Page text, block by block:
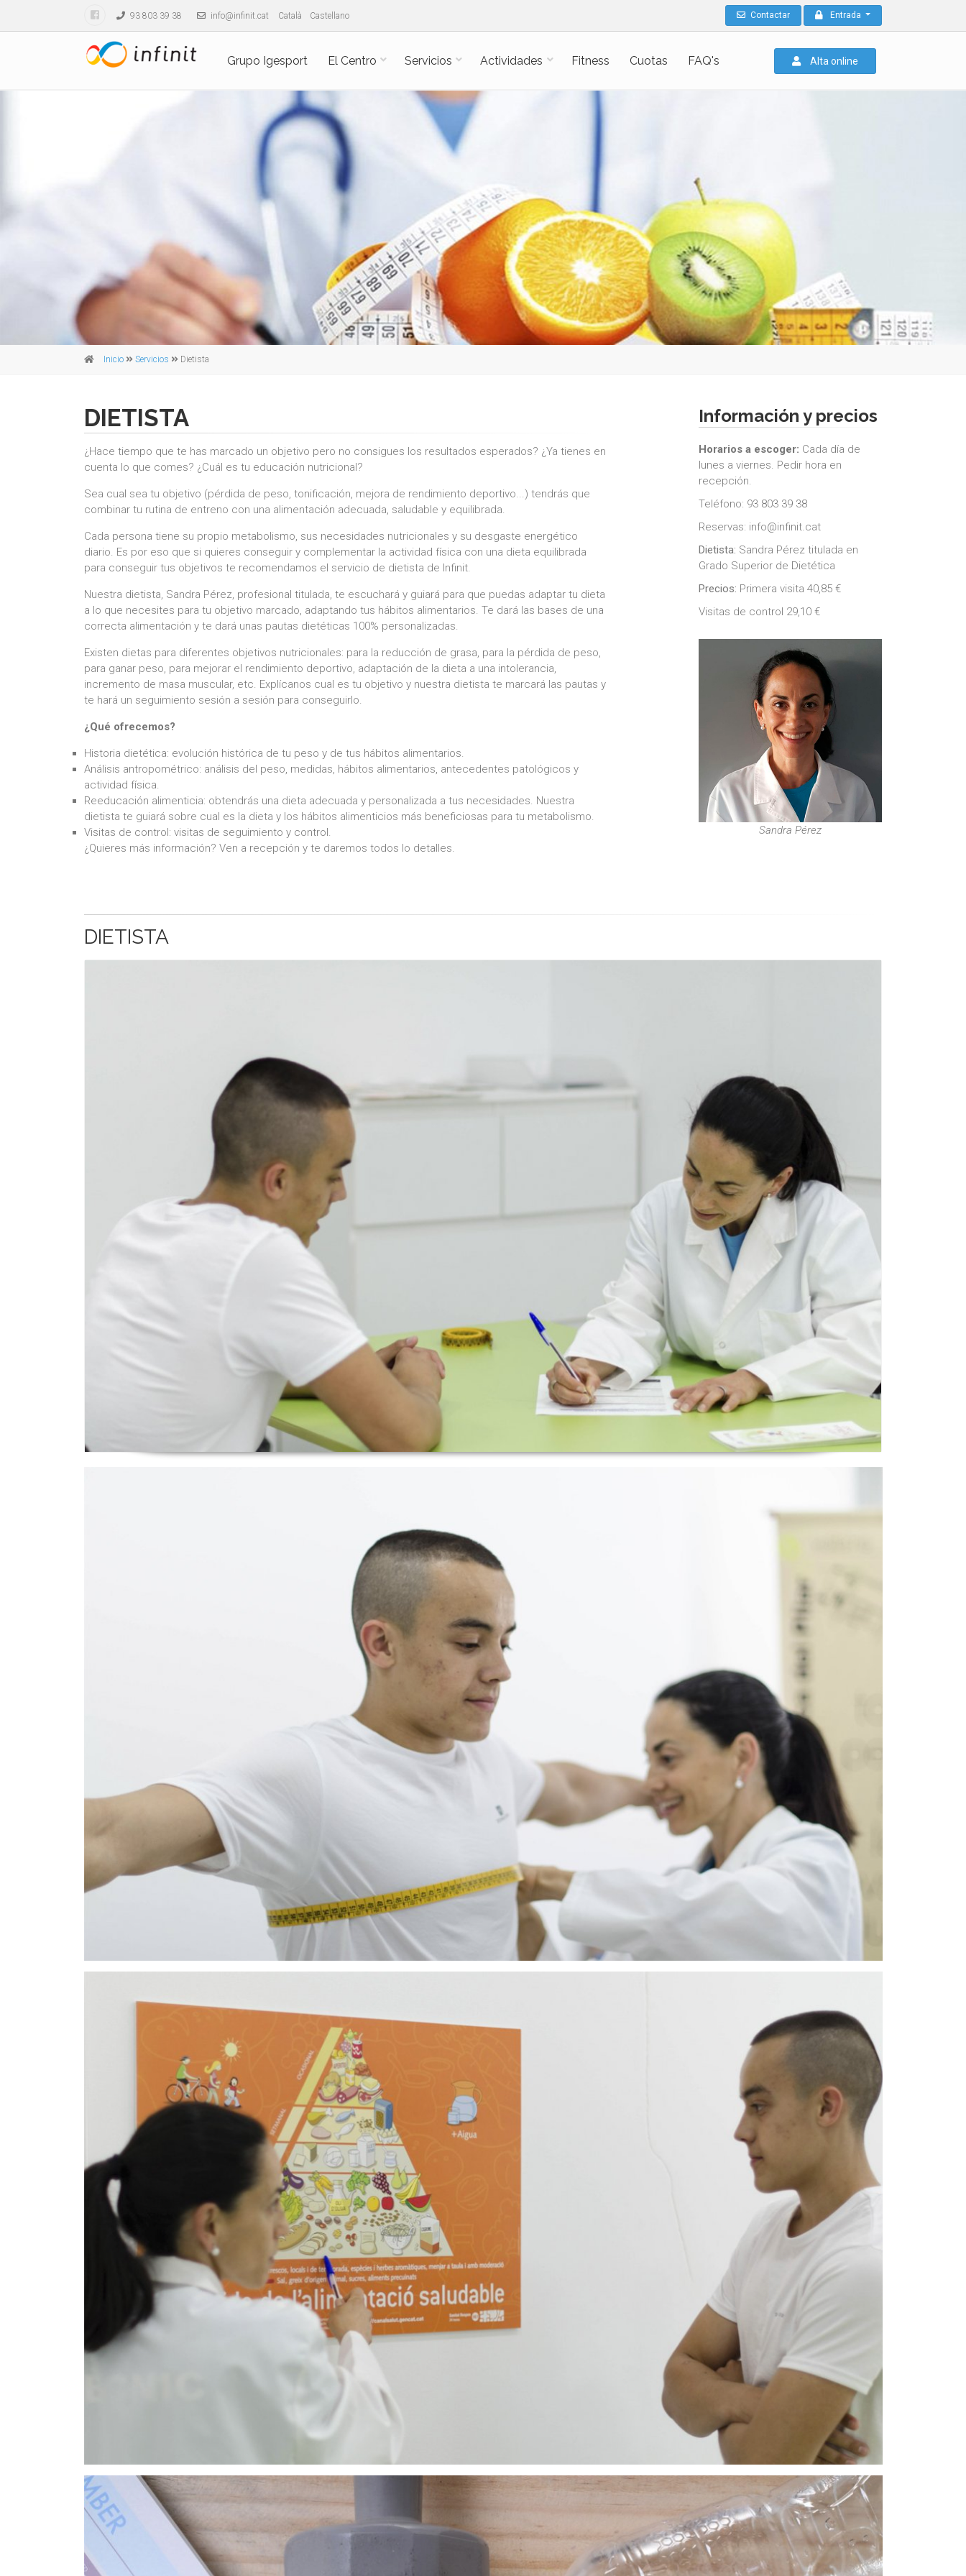
93 803 39 38 info@infinit.cat Català Castellano Contactar Entrada
Grupo Igesport El Centro Servicios Actividades Fitness Cuotas FAQ's Alta online
Inicio Servicios Dietista
DIETISTA
¿Hace tiempo que te has marcado un objetivo pero no consigues los resultados esperados? ¿Ya tienes en
cuenta lo que comes? ¿Cuál es tu educación nutricional?
Sea cual sea tu objetivo (pérdida de peso, tonificación, mejora de rendimiento deportivo...) tendrás que
combinar tu rutina de entreno con una alimentación adecuada, saludable y equilibrada.
Cada persona tiene su propio metabolismo, sus necesidades nutricionales y su desgaste energético
diario. Es por eso que si quieres conseguir y complementar la actividad física con una dieta equilibrada
para conseguir tus objetivos te recomendamos el servicio de dietista de Infinit.
Nuestra dietista, Sandra Pérez, profesional titulada, te escuchará y guiará para que puedas adaptar tu dieta
a lo que necesites para tu objetivo marcado, adaptando tus hábitos alimentarios. Te dará las bases de una
correcta alimentación y te dará unas pautas dietéticas 100% personalizadas.
Existen dietas para diferentes objetivos nutricionales: para la reducción de grasa, para la pérdida de peso,
para ganar peso, para mejorar el rendimiento deportivo, adaptación de la dieta a una intolerancia,
incremento de masa muscular, etc. Explícanos cual es tu objetivo y nuestra dietista te marcará las pautas y
te hará un seguimiento sesión a sesión para conseguirlo.
¿Qué ofrecemos?
Historia dietética: evolución histórica de tu peso y de tus hábitos alimentarios.
Análisis antropométrico: análisis del peso, medidas, hábitos alimentarios, antecedentes patológicos y
actividad física.
Reeducación alimenticia: obtendrás una dieta adecuada y personalizada a tus necesidades. Nuestra
dietista te guiará sobre cual es la dieta y los hábitos alimenticios más beneficiosas para tu metabolismo.
Visitas de control: visitas de seguimiento y control.
¿Quieres más información? Ven a recepción y te daremos todos lo detalles.
Información y precios
Horarios a escoger: Cada día de
lunes a viernes. Pedir hora en
recepción.
Teléfono: 93 803 39 38
Reservas: info@infinit.cat
Dietista: Sandra Pérez titulada en
Grado Superior de Dietética
Precios: Primera visita 40,85 €
Visitas de control 29,10 €
Sandra Pérez
DIETISTA